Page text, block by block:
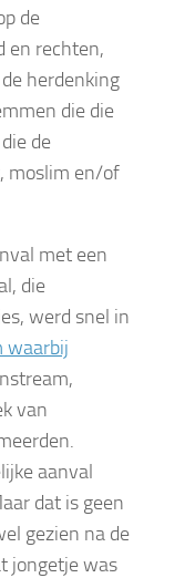
de
en rechten,
herdenking
die die
de
moslim en/of
met een
die
werd snel in
waarbij
van
aanval
dat is geen
gezien na de
jongetje was